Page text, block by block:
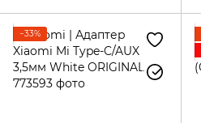
−33%